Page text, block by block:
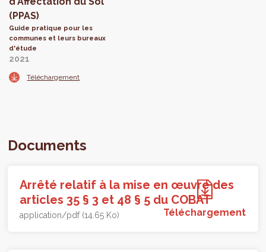
(PPAS)
Guide pratique pour les
communes et leurs bureaux
d'étude
2021
Téléchargement
Documents
Arrêté relatif à la mise en œuvre des
articles 35 § 3 et 48 § 5 du COBAT
application/pdf (14.65 Ko) Téléchargement